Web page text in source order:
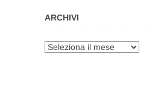
ARCHIVI
Archivi